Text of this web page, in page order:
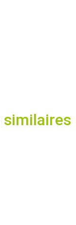
similaires